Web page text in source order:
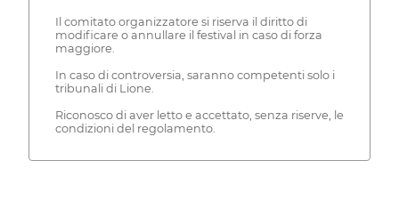
Il comitato organizzatore si riserva il diritto di
modificare o annullare il festival in caso di forza
maggiore.
In caso di controversia, saranno competenti solo i
tribunali di Lione.
Riconosco di aver letto e accettato, senza riserve, le
condizioni del regolamento.